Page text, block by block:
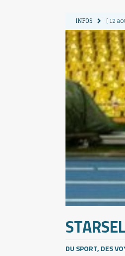
INFOS [ 12
[ 11
[ 10
[ 9
[ 13
DU SPORT, DES